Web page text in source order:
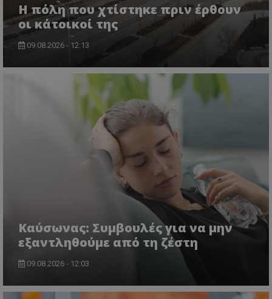
Η πόλη που χτίστηκε πριν έρθουν
οι κάτοικοί της
09.08.2026 - 12:13
Kαύσωνας: Συμβουλές για να μην
εξαντληθούμε από τη ζέστη
09.08.2026 - 12:03